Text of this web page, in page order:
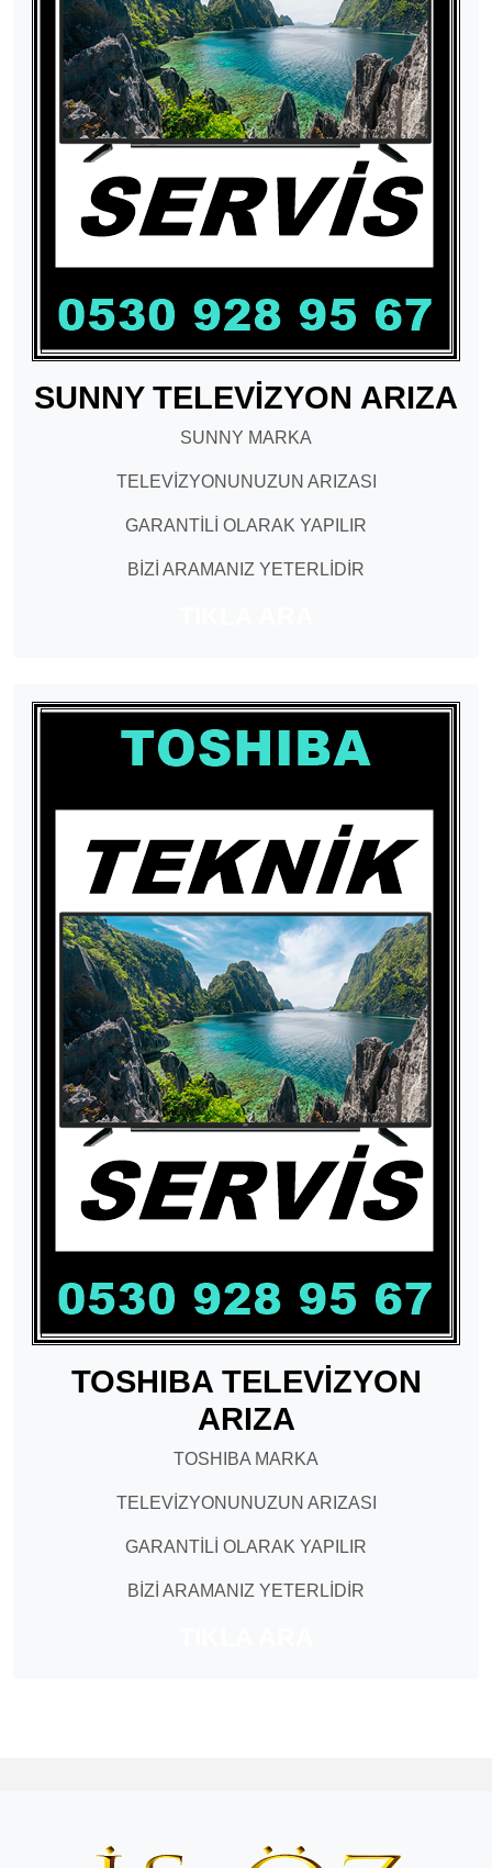
SUNNY TELEVİZYON ARIZA
SUNNY MARKA
TELEVİZYONUNUZUN ARIZASI
GARANTİLİ OLARAK YAPILIR
BİZİ ARAMANIZ YETERLİDİR
TOSHIBA TELEVİZYON
ARIZA
TOSHIBA MARKA
TELEVİZYONUNUZUN ARIZASI
GARANTİLİ OLARAK YAPILIR
BİZİ ARAMANIZ YETERLİDİR